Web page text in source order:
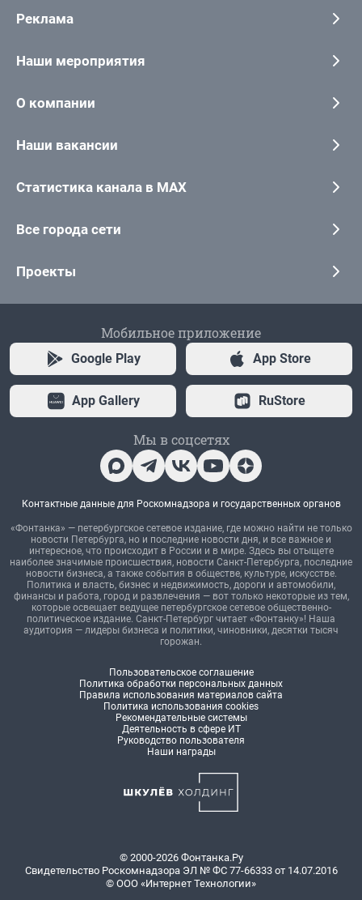
Реклама
Наши мероприятия
О компании
Наши вакансии
Статистика канала в MAX
Все города сети
Проекты
Мобильное приложение
Google Play App Store
App Gallery RuStore
Мы в соцсетях
Контактные данные для Роскомнадзора и государственных органов
«Фонтанка» — петербургское сетевое издание, где можно найти не только
новости Петербурга, но и последние новости дня, и все важное и
интересное, что происходит в России и в мире. Здесь вы отыщете
наиболее значимые происшествия, новости Санкт-Петербурга, последние
новости бизнеса, а также события в обществе, культуре, искусстве.
Политика и власть, бизнес и недвижимость, дороги и автомобили,
финансы и работа, город и развлечения — вот только некоторые из тем,
которые освещает ведущее петербургское сетевое общественно-
политическое издание. Санкт-Петербург читает «Фонтанку»! Наша
аудитория — лидеры бизнеса и политики, чиновники, десятки тысяч
горожан.
Пользовательское соглашение
Политика обработки персональных данных
Правила использования материалов сайта
Политика использования cookies
Рекомендательные системы
Деятельность в сфере ИТ
Руководство пользователя
Наши награды
© 2000-2026 Фонтанка.Ру
Свидетельство Роскомнадзора ЭЛ № ФС 77-66333 от 14.07.2016
© ООО «Интернет Технологии»